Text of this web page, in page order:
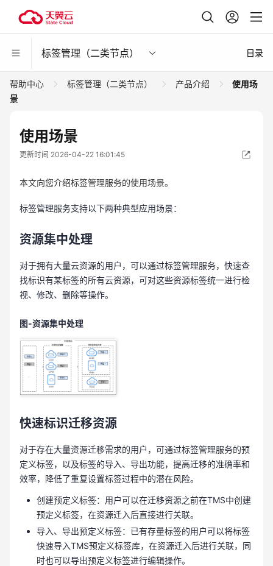
标签管理（二类节点） 目录
帮助中心 标签管理（二类节点） 产品介绍
使用场
景
使用场景
更新时间 2026-04-22 16:01:45
本文向您介绍标签管理服务的使用场景。
标签管理服务支持以下两种典型应用场景：
资源集中处理
对于拥有大量云资源的用户，可以通过标签管理服务，快速查
找标识有某标签的所有云资源，可对这些资源标签统一进行检
视、修改、删除等操作。
图-资源集中处理
快速标识迁移资源
对于存在大量资源迁移需求的用户，可通过标签管理服务的预
定义标签，以及标签的导入、导出功能，提高迁移的准确率和
效率，降低了重复设置标签过程中的潜在风险。
创建预定义标签：用户可以在迁移资源之前在TMS中创建
预定义标签，在资源迁入后直接进行关联。
导入、导出预定义标签：已有存量标签的用户可以将标签
快速导入TMS预定义标签库，在资源迁入后进行关联，同
时也可以导出预定义标签进行编辑操作。